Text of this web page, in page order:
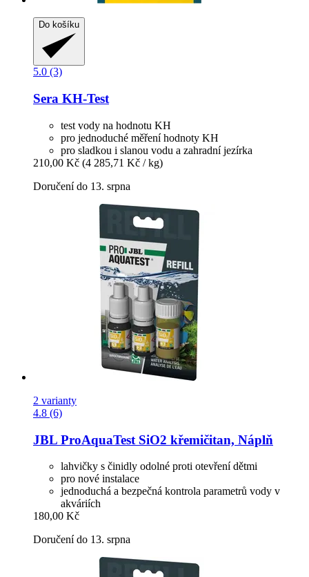
Do košíku
5.0 (3)
Sera KH-​Test
test vody na hodnotu KH
pro jednoduché měření hodnoty KH
pro sladkou i slanou vodu a zahradní jezírka
210,00 Kč (4 285,71 Kč / kg)
Doručení do 13. srpna
2 varianty
4.8 (6)
JBL ProAquaTest SiO2 křemičitan, Náplň
lahvičky s činidly odolné proti otevření dětmi
pro nové instalace
jednoduchá a bezpečná kontrola parametrů vody v
akváriích
180,00 Kč
Doručení do 13. srpna